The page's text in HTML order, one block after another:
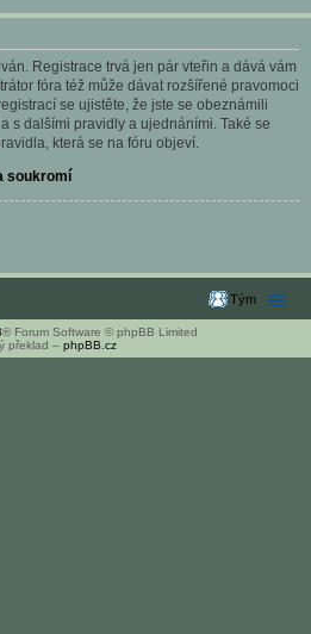
Registrace trvá jen pár vteřin a dává vám
fóra též může dávat rozšířené pravomoci
se ujistěte, že jste se obeznámili
s dalšími pravidly a ujednáními. Také se
která se na fóru objeví.
soukromí
Tým
® Forum Software © phpBB Limited
překlad – phpBB.cz